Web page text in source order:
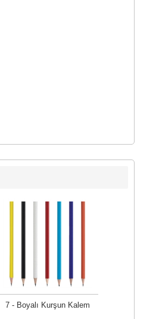
7 - Boyalı Kurşun Kalem